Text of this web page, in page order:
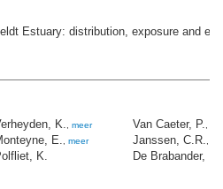
Estuary: distribution, exposure and
K. meer
E. meer
K.
Van Caeter, P.
Janssen, C.R.
De Brabander,